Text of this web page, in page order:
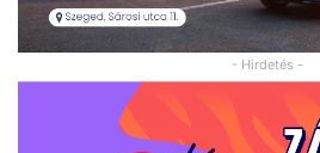
- Hirdetés -